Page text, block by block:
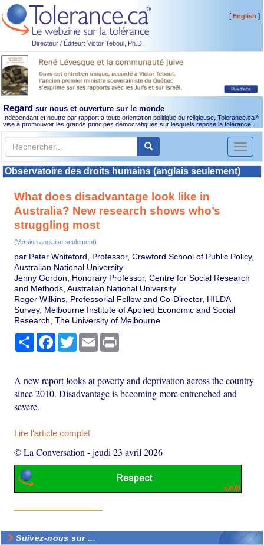
Directeur / Éditeur: Victor Teboul, Ph.D.
[English ]
Regard sur nous et ouverture sur le monde
Indépendant et neutre par rapport à toute orientation politique ou religieuse, Tolerance.ca®
vise à promouvoir les grands principes démocratiques sur lesquels repose la tolérance.
Toggle
Observatoire des droits humains (anglais seulement)
What does disadvantage look like in
Australia? New research shows who’s
struggling most
(Version anglaise seulement)
par Peter Whiteford, Professor, Crawford School of Public Policy,
Australian National University
Jenny Gordon, Honorary Professor, Centre for Social Research
and Methods, Australian National University
Roger Wilkins, Professorial Fellow and Co-Director, HILDA
Survey, Melbourne Institute of Applied Economic and Social
Research, The University of Melbourne
PartagerFacebook
TwitterEmail
A new report looks at poverty and deprivation across the country
since 2010. Disadvantage is becoming more entrenched and
severe.
Lire l'article complet
© La Conversation -jeudi 23 avril 2026
Suivez-nous sur ...